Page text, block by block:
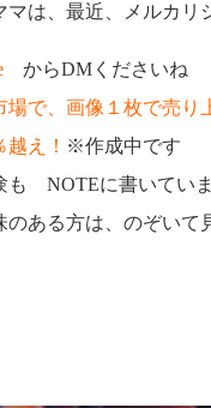
は、最近、メルカリ
からDMくださいね
場で、画像１枚で売り
え！ ※作成中です
も NOTEに書いてい
ある方は、のぞいて